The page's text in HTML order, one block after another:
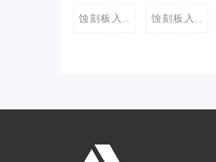
蚀刻板入.. 蚀刻板入..